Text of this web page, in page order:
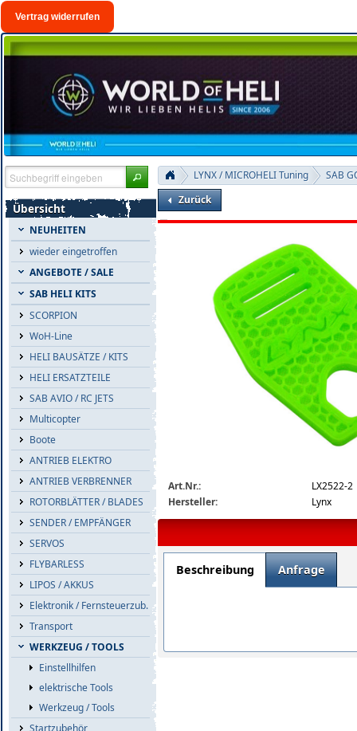
Vertrag widerrufen
Übersicht
NEUHEITEN
wieder eingetroffen
ANGEBOTE / SALE
SAB HELI KITS
SCORPION
WoH-Line
HELI BAUSÄTZE / KITS
HELI ERSATZTEILE
SAB AVIO / RC JETS
Multicopter
Boote
ANTRIEB ELEKTRO
ANTRIEB VERBRENNER
ROTORBLÄTTER / BLADES
SENDER / EMPFÄNGER
SERVOS
FLYBARLESS
LIPOS / AKKUS
Elektronik / Fernsteuerzub.
Transport
WERKZEUG / TOOLS
Einstellhilfen
elektrische Tools
Werkzeug / Tools
Startzubehör
LYNX / MICROHELI Tuning
SAB
Zurück
Art.Nr.:
LX2522-2
Hersteller:
Lynx
Beschreibung Anfrage